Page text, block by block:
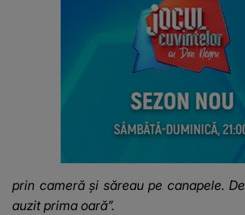
prin cameră și săreau pe canapele.
auzit prima oară”.